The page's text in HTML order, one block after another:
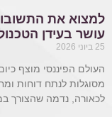
למצוא את
עושר בעידן
25 ביוני 2026
מסוגלות לנתח דוחות
לכאורה, נדמה שהצורך